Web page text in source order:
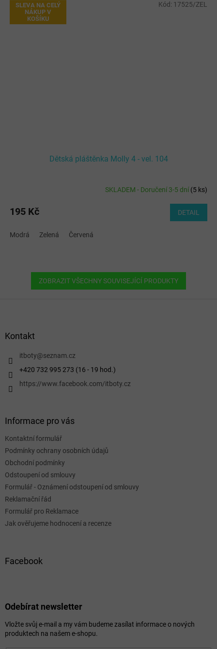
SLEVA NA CELÝ
NÁKUP V
KOŠÍKU
Dětská pláštěnka Molly 4 - vel. 104
SKLADEM - Doručení 3-5 dní(5 ks)
195 Kč DETAIL
Modrá Zelená Červená
Kód: 17525/ZEL
ZOBRAZIT VŠECHNY SOUVISEJÍCÍ PRODUKTY
Kontakt
itboty@seznam.cz
+420 732 995 273 (16 - 19 hod.)
https://www.facebook.com/itboty.cz
Informace pro vás
Kontaktní formulář
Podmínky ochrany osobních údajů
Obchodní podmínky
Odstoupení od smlouvy
Formulář - Oznámení odstoupení od smlouvy
Reklamační řád
Formulář pro Reklamace
Jak ověřujeme hodnocení a recenze
Facebook
Odebírat newsletter
Vložte svůj e-mail a my vám budeme zasílat informace o nových
produktech na našem e-shopu.